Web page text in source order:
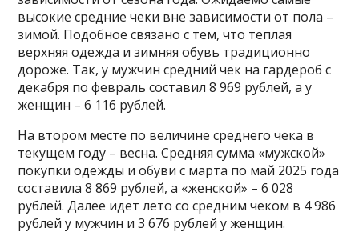
высокие средние чеки вне зависимости от пола –
зимой. Подобное связано с тем, что теплая
верхняя одежда и зимняя обувь традиционно
дороже. Так, у мужчин средний чек на гардероб с
декабря по февраль составил 8 969 рублей, а у
женщин – 6 116 рублей.
На втором месте по величине среднего чека в
текущем году – весна. Средняя сумма «мужской»
покупки одежды и обуви с марта по май 2025 года
составила 8 869 рублей, а «женской» – 6 028
рублей. Далее идет лето со средним чеком в 4 986
рублей у мужчин и 3 676 рублей у женщин.